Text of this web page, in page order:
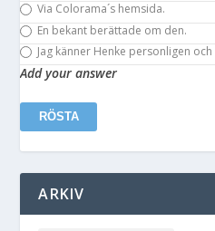
Via Colorama´s hemsida.
En bekant berättade om den.
Jag känner Henke personligen
Add your answer
ARKIV